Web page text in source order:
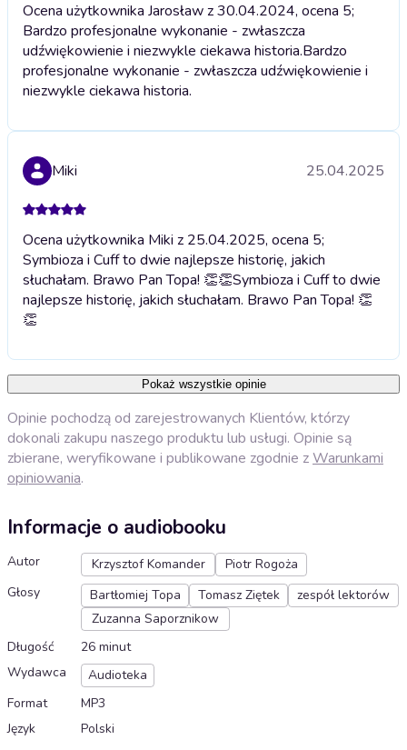
Ocena użytkownika Jarosław z 30.04.2024, ocena 5;
Bardzo profesjonalne wykonanie - zwłaszcza
udźwiękowienie i niezwykle ciekawa historia.Bardzo
profesjonalne wykonanie - zwłaszcza udźwiękowienie i
niezwykle ciekawa historia.
Miki 25.04.2025
Ocena użytkownika Miki z 25.04.2025, ocena 5;
Symbioza i Cuff to dwie najlepsze historię, jakich
słuchałam. Brawo Pan Topa! 👏👏Symbioza i Cuff to dwie
najlepsze historię, jakich słuchałam. Brawo Pan Topa! 👏
👏
Pokaż wszystkie opinie
Opinie pochodzą od zarejestrowanych Klientów, którzy
dokonali zakupu naszego produktu lub usługi. Opinie są
zbierane, weryfikowane i publikowane zgodnie zWarunkami
opiniowania.
Informacje o audiobooku
Autor Krzysztof Komander
Piotr Rogoża
Głosy
Bartłomiej Topa Tomasz Ziętek
zespół lektorów
Zuzanna Saporznikow
Długość
26 minut
Wydawca
Audioteka
Format
MP3
Język
Polski